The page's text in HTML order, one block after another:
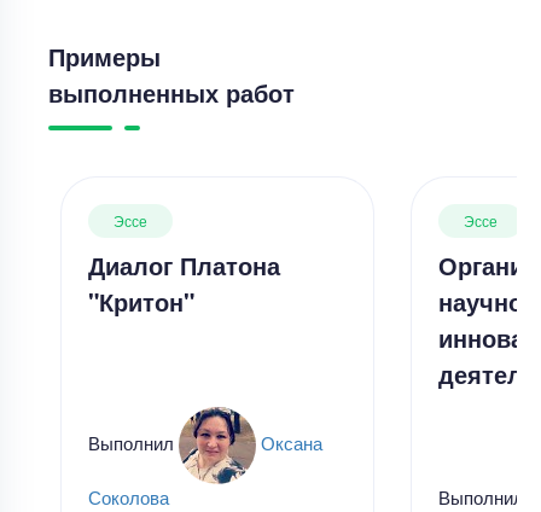
Примеры
выполненных работ
Эссе
Диалог Платона
"Критон"
Выполнил Оксана
Соколова
Эссе
Выполнил